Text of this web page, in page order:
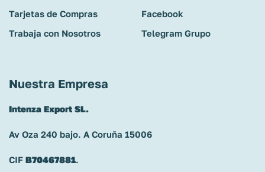
Tarjetas de Compras
Trabaja con Nosotros
Facebook
Telegram Grupo
Nuestra Empresa
Intenza Export SL.
Av Oza 240 bajo. A Coruña 15006
CIF B70467881.